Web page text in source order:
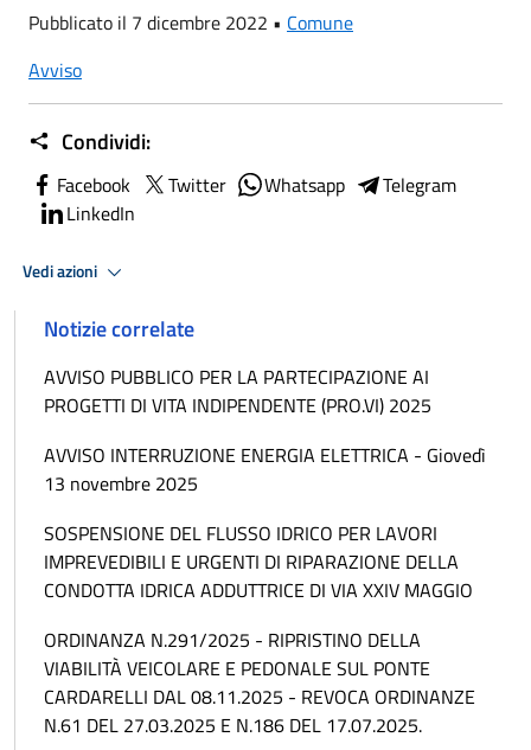
Pubblicato il 7 dicembre 2022 • Comune
Avviso
Condividi:
Facebook Twitter Whatsapp
Telegram
LinkedIn
Vedi azioni
Notizie correlate
AVVISO PUBBLICO PER LA PARTECIPAZIONE AI
PROGETTI DI VITA INDIPENDENTE (PRO.VI) 2025
AVVISO INTERRUZIONE ENERGIA ELETTRICA - Giovedì
13 novembre 2025
SOSPENSIONE DEL FLUSSO IDRICO PER LAVORI
IMPREVEDIBILI E URGENTI DI RIPARAZIONE DELLA
CONDOTTA IDRICA ADDUTTRICE DI VIA XXIV MAGGIO
ORDINANZA N.291/2025 - RIPRISTINO DELLA
VIABILITÀ VEICOLARE E PEDONALE SUL PONTE
CARDARELLI DAL 08.11.2025 - REVOCA ORDINANZE
N.61 DEL 27.03.2025 E N.186 DEL 17.07.2025.